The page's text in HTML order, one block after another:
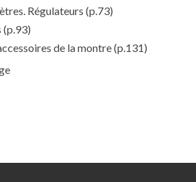
Régulateurs (p.73)
(p.93)
de la montre(p.131)